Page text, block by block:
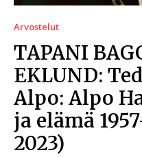
Arvostelut
TAPANI
EKLUND:
Alpo: Alpo
ja elämä
2023)